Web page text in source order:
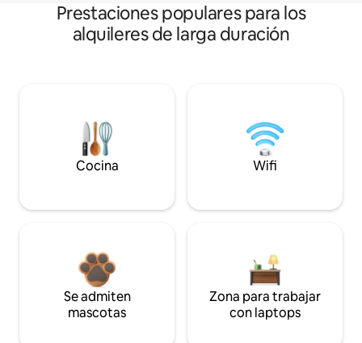
Prestaciones populares para los
alquileres de larga duración
Cocina Wifi
Se admiten
mascotas
Zona para trabajar
con laptops